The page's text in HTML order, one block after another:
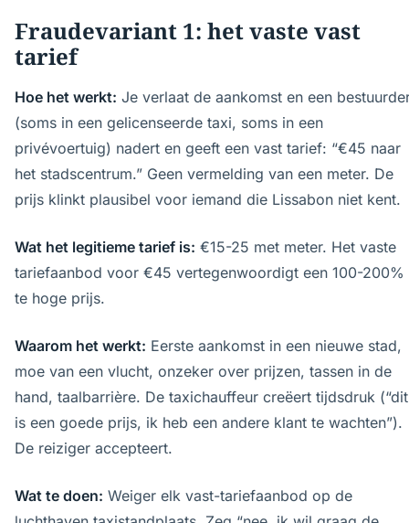
Fraudevariant 1: het vaste vast
tarief
Hoe het werkt: Je verlaat de aankomst en een
(soms in een gelicenseerde taxi, soms in een
privévoertuig) nadert en geeft een vast tarief: “€45 naar
het stadscentrum.” Geen vermelding van een meter. De
prijs klinkt plausibel voor iemand die Lissabon niet kent.
Wat het legitieme tarief is: €15-25 met meter. Het vaste
tariefaanbod voor €45 vertegenwoordigt een 100-200%
te hoge prijs.
Waarom het werkt: Eerste aankomst in een nieuwe stad,
moe van een vlucht, onzeker over prijzen, tassen in de
hand, taalbarrière. De taxichauffeur creëert tijdsdruk (“dit
is een goede prijs, ik heb een andere klant te wachten”).
De reiziger accepteert.
Wat te doen: Weiger elk vast-tariefaanbod op de